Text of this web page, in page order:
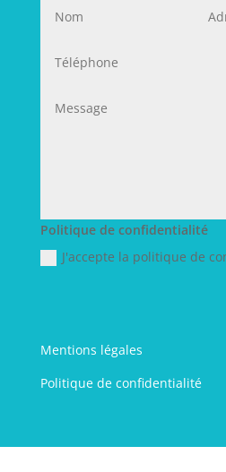
Politique de confidentialité
J'accepte la politique de
Mentions légales
Politique de confidentialité